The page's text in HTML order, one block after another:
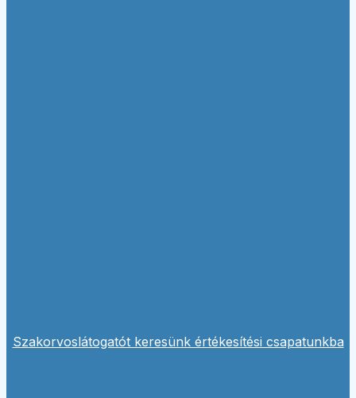
Szakorvoslátogatót keresünk értékesítési csapatunkba